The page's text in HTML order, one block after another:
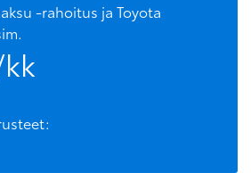
-rahoitus ja Toyota